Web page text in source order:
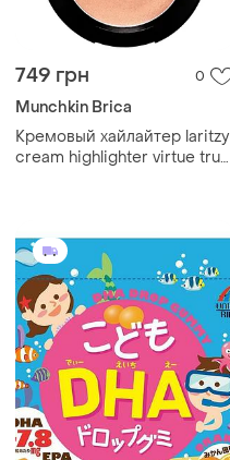
749 грн 0
Munchkin Brica
Кремовый хайлайтер laritzy
cream highlighter virtue true